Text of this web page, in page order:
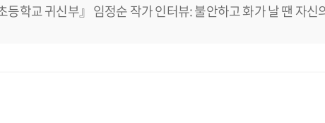
등학교 귀신부』 임정순 작가 인터뷰: 불안하고 화가 날 땐 자